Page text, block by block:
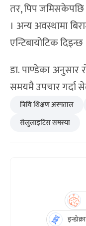
तर, पिप जमिसकेपछि
। अन्य अवस्थामा
एन्टिबायोटिक दिइन्छ
डा. पाण्डेका अनुसार
समयमै उपचार गर्दा
त्रिवि शिक्षण अस्पताल
सेलुलाइटिस समस्या